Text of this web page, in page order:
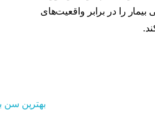
بیمار را در برابر واقعیت‌های